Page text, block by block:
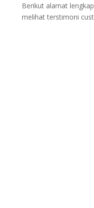
Berikut alamat
melihat terstimoni